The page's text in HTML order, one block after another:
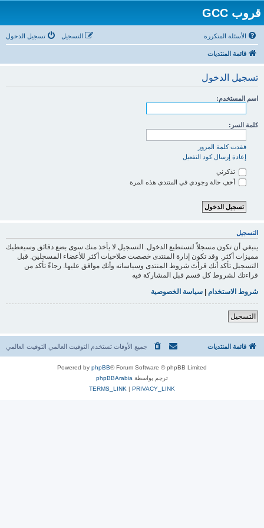
قروب GCC
الأسئلة المتكررة تسجيل الدخول التسجيل
قائمة المنتديات
تسجيل الدخول
اسم المستخدم:
كلمة السر:
فقدت كلمة المرور
إعادة إرسال كود التفعيل
تذكرني
أخفِ حالة وجودي في المنتدى هذه المرة
التسجيل
ينبغي أن تكون مسجلاً لتستطيع الدخول. التسجيل لا يأخذ منك سوى بضع دقائق وسيعطيك
مميزات أكثر. وقد تكون إدارة المنتدى خصصت صلاحيات أكثر للأعضاء المسجلين. قبل
التسجيل تأكد أنك قرأتَ شروط المنتدى وسياساته وأنك موافق عليها. رجاءً تأكد من
قراءتك لشروط كل قسم قبل المشاركة فيه
شروط الاستخدام | سياسة الخصوصية
التسجيل
قائمة المنتديات جميع الأوقات تستخدم التوقيت العالمي التوقيت العالمي
Powered by phpBB® Forum Software © phpBB Limited
ترجم بواسطة phpBBArabia
PRIVACY_LINK
|
TERMS_LINK